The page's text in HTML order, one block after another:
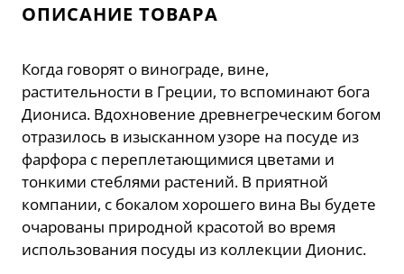
ОПИСАНИЕ ТОВАРА
Когда говорят о винограде, вине,
растительности в Греции, то вспоминают бога
Диониса. Вдохновение древнегреческим богом
отразилось в изысканном узоре на посуде из
фарфора с переплетающимися цветами и
тонкими стеблями растений. В приятной
компании, с бокалом хорошего вина Вы будете
очарованы природной красотой во время
использования посуды из коллекции Дионис.